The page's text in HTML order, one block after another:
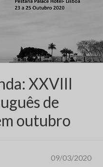
XXVIII
de
outubro
09/03/2020